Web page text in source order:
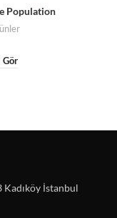
Population
Gör
İstanbul